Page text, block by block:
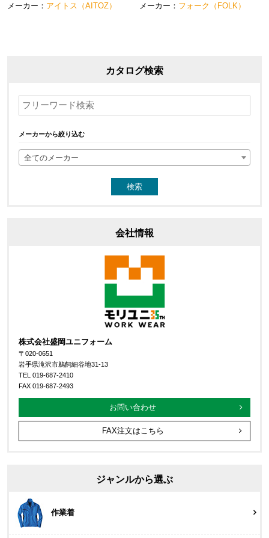
メーカー： アイトス（AITOZ） メーカー： フォーク（FOLK）
カタログ検索
メーカーから絞り込む
全てのメーカー
会社情報
株式会社盛岡ユニフォーム
〒020-0651
岩手県滝沢市鵜飼細谷地31-13
TEL 019-687-2410
FAX 019-687-2493
お問い合わせ
FAX注文はこちら
ジャンルから選ぶ
作業着